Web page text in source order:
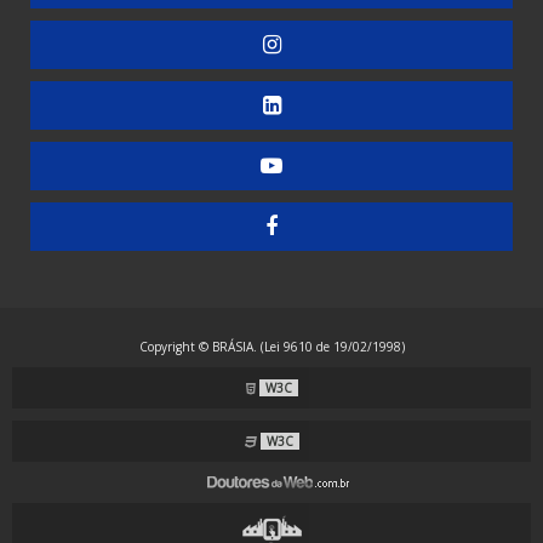
Embaladora de Doces
Embaladora de Guardanapos - Automática
Embaladora de Guardanapos - Manual
Embaladora de Resma - Grandes Formatos
Embaladora Envelopadora Stretch
Embaladora Flow Pack - Grande Porte
Embaladora Flow Pack - Standard
Embaladora Flow Pack com Alimentação Automática
Copyright © BRÁSIA. (Lei 9610 de 19/02/1998)
W3C
W3C